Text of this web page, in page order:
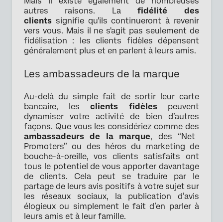
autres raisons. Lafidélité des
clients signifie qu'ils continueront à revenir
vers vous. Mais il ne s'agit pas seulement de
fidélisation : les clients fidèles dépensent
généralement plus et en parlent à leurs amis.
Les ambassadeurs de la marque
Au-delà du simple fait de sortir leur carte
bancaire, lesclients fidèles peuvent
dynamiser votre activité de bien d’autres
façons. Que vous les considériez comme des
ambassadeurs de la marque, des “Net
Promoters” ou des héros du marketing de
bouche-à-oreille, vos clients satisfaits ont
tous le potentiel de vous apporter davantage
de clients. Cela peut se traduire par le
partage de leurs avis positifs à votre sujet sur
les réseaux sociaux, la publication d’avis
élogieux ou simplement le fait d’en parler à
leurs amis et à leur famille.